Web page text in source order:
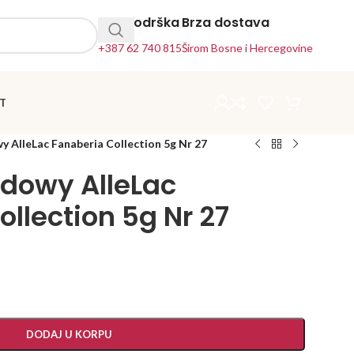
24h Podrška
+387 62 740 815
Brza dostava
Širom Bosne i Hercegovine
AlleLac Fanaberia Collection 5g Nr 27
AlleLac
5g Nr 27
DODAJ U KORPU